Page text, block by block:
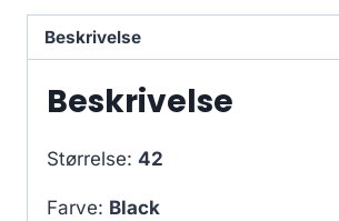
Beskrivelse
Beskrivelse
Størrelse: 42
Farve: Black